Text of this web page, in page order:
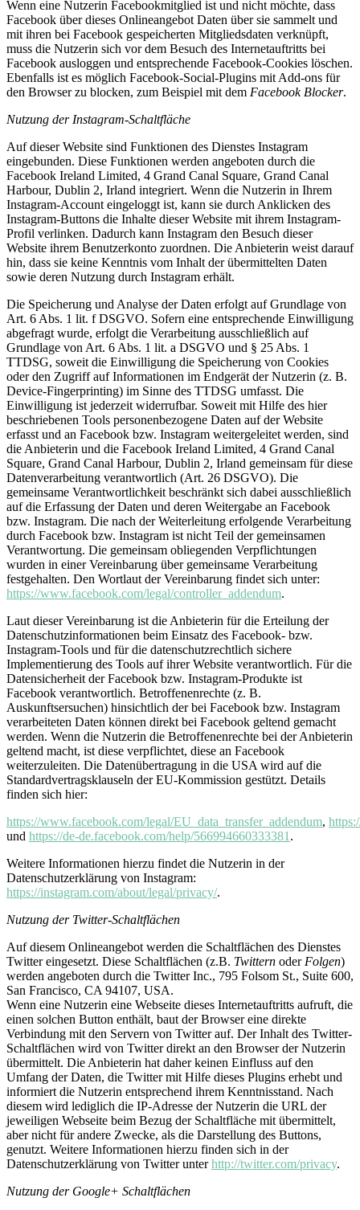
Wenn eine Nutzerin Facebookmitglied ist und nicht möchte, dass
Facebook über dieses Onlineangebot Daten über sie sammelt und
mit ihren bei Facebook gespeicherten Mitgliedsdaten verknüpft,
muss die Nutzerin sich vor dem Besuch des Internetauftritts bei
Facebook ausloggen und entsprechende Facebook-Cookies löschen.
Ebenfalls ist es möglich Facebook-Social-Plugins mit Add-ons für
den Browser zu blocken, zum Beispiel mit dem Facebook Blocker.
Nutzung der Instagram-Schaltfläche
Auf dieser Website sind Funktionen des Dienstes Instagram
eingebunden. Diese Funktionen werden angeboten durch die
Facebook Ireland Limited, 4 Grand Canal Square, Grand Canal
Harbour, Dublin 2, Irland integriert. Wenn die Nutzerin in Ihrem
Instagram-Account eingeloggt ist, kann sie durch Anklicken des
Instagram-Buttons die Inhalte dieser Website mit ihrem Instagram-
Profil verlinken. Dadurch kann Instagram den Besuch dieser
Website ihrem Benutzerkonto zuordnen. Die Anbieterin weist darauf
hin, dass sie keine Kenntnis vom Inhalt der übermittelten Daten
sowie deren Nutzung durch Instagram erhält.
Die Speicherung und Analyse der Daten erfolgt auf Grundlage von
Art. 6 Abs. 1 lit. f DSGVO. Sofern eine entsprechende Einwilligung
abgefragt wurde, erfolgt die Verarbeitung ausschließlich auf
Grundlage von Art. 6 Abs. 1 lit. a DSGVO und § 25 Abs. 1
TTDSG, soweit die Einwilligung die Speicherung von Cookies
oder den Zugriff auf Informationen im Endgerät der Nutzerin (z. B.
Device-Fingerprinting) im Sinne des TTDSG umfasst. Die
Einwilligung ist jederzeit widerrufbar. Soweit mit Hilfe des hier
beschriebenen Tools personenbezogene Daten auf der Website
erfasst und an Facebook bzw. Instagram weitergeleitet werden, sind
die Anbieterin und die Facebook Ireland Limited, 4 Grand Canal
Square, Grand Canal Harbour, Dublin 2, Irland gemeinsam für diese
Datenverarbeitung verantwortlich (Art. 26 DSGVO). Die
gemeinsame Verantwortlichkeit beschränkt sich dabei ausschließlich
auf die Erfassung der Daten und deren Weitergabe an Facebook
bzw. Instagram. Die nach der Weiterleitung erfolgende Verarbeitung
durch Facebook bzw. Instagram ist nicht Teil der gemeinsamen
Verantwortung. Die gemeinsam obliegenden Verpflichtungen
wurden in einer Vereinbarung über gemeinsame Verarbeitung
festgehalten. Den Wortlaut der Vereinbarung findet sich unter:
https://www.facebook.com/legal/controller_addendum.
Laut dieser Vereinbarung ist die Anbieterin für die Erteilung der
Datenschutzinformationen beim Einsatz des Facebook- bzw.
Instagram-Tools und für die datenschutzrechtlich sichere
Implementierung des Tools auf ihrer Website verantwortlich. Für die
Datensicherheit der Facebook bzw. Instagram-Produkte ist
Facebook verantwortlich. Betroffenenrechte (z. B.
Auskunftsersuchen) hinsichtlich der bei Facebook bzw. Instagram
verarbeiteten Daten können direkt bei Facebook geltend gemacht
werden. Wenn die Nutzerin die Betroffenenrechte bei der Anbieterin
geltend macht, ist diese verpflichtet, diese an Facebook
weiterzuleiten. Die Datenübertragung in die USA wird auf die
Standardvertragsklauseln der EU-Kommission gestützt. Details
finden sich hier:
https://www.facebook.com/legal/EU_data_transfer_addendum,
und https://de-de.facebook.com/help/566994660333381 .
Weitere Informationen hierzu findet die Nutzerin in der
Datenschutzerklärung von Instagram:
https://instagram.com/about/legal/privacy/.
Nutzung der Twitter-Schaltflächen
Auf diesem Onlineangebot werden die Schaltflächen des Dienstes
Twitter eingesetzt. Diese Schaltflächen (z.B. Twittern oder Folgen)
werden angeboten durch die Twitter Inc., 795 Folsom St., Suite 600,
San Francisco, CA 94107, USA.
Wenn eine Nutzerin eine Webseite dieses Internetauftritts aufruft, die
einen solchen Button enthält, baut der Browser eine direkte
Verbindung mit den Servern von Twitter auf. Der Inhalt des Twitter-
Schaltflächen wird von Twitter direkt an den Browser der Nutzerin
übermittelt. Die Anbieterin hat daher keinen Einfluss auf den
Umfang der Daten, die Twitter mit Hilfe dieses Plugins erhebt und
informiert die Nutzerin entsprechend ihrem Kenntnisstand. Nach
diesem wird lediglich die IP-Adresse der Nutzerin die URL der
jeweiligen Webseite beim Bezug der Schaltfläche mit übermittelt,
aber nicht für andere Zwecke, als die Darstellung des Buttons,
genutzt. Weitere Informationen hierzu finden sich in der
Datenschutzerklärung von Twitter unterhttp://twitter.com/privacy.
Nutzung der Google+ Schaltflächen